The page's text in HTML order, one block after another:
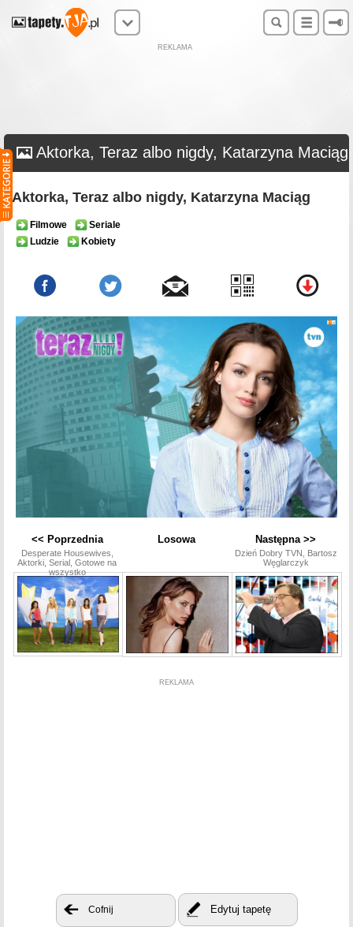
REKLAMA
Aktorka, Teraz albo nigdy, Katarzyna Maciąg
Aktorka, Teraz albo nigdy, Katarzyna Maciąg
Filmowe
Seriale
Ludzie
Kobiety
<< Poprzednia
Desperate Housewives,
Aktorki, Serial, Gotowe na
wszystko
Losowa Następna >>
Dzień Dobry TVN, Bartosz
Węglarczyk
REKLAMA
Cofnij Edytuj tapetę